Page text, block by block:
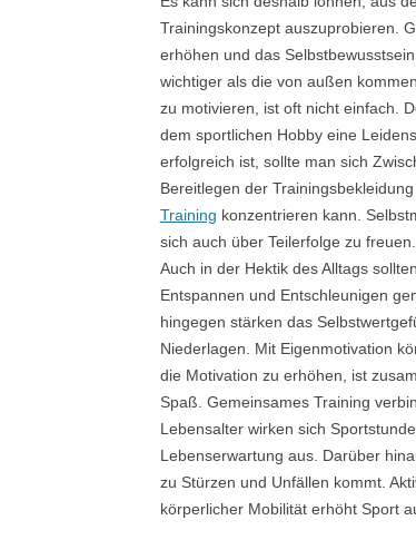
Trainingskonzept auszuprobieren.
erhöhen und das
wichtiger als die von außen
zu motivieren, ist oft nicht einfach.
dem sportlichen Hobby eine
erfolgreich ist, sollte man sich
Bereitlegen der
Training konzentrieren kann.
sich auch über Teilerfolge zu freuen.
Auch in der Hektik des Alltags
Entspannen und Entschleunigen
hingegen stärken das
Niederlagen. Mit Eigenmotivation
die Motivation zu erhöhen, ist
Spaß. Gemeinsames Training
Lebensalter wirken sich
Lebenserwartung aus. Darüber
zu Stürzen und Unfällen kommt.
körperlicher Mobilität erhöht Sport